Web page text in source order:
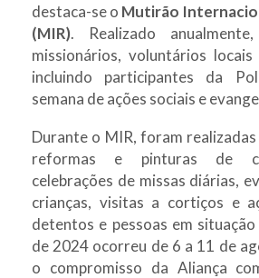
destaca-se o Mutirão
(MIR). Realizado
missionários, voluntários locais
incluindo participantes da
semana de ações sociais e
Durante o MIR, foram
reformas e pinturas de
celebrações de missas diárias,
crianças, visitas a cortiços e
detentos e pessoas em
de 2024 ocorreu de 6 a 11 de
o compromisso da Aliança